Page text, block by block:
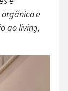
e
ao living,